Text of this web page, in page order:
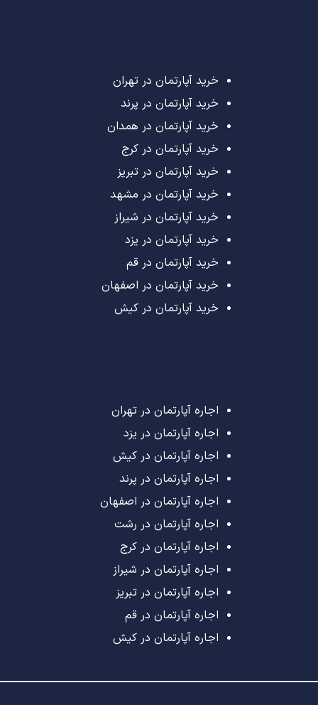
خرید آپارتمان در تهران
خرید آپارتمان در پرند
خرید آپارتمان در همدان
خرید آپارتمان در کرج
خرید آپارتمان در تبریز
خرید آپارتمان در مشهد
خرید آپارتمان در شیراز
خرید آپارتمان در یزد
خرید آپارتمان در قم
خرید آپارتمان در اصفهان
خرید آپارتمان در کیش
اجاره آپارتمان در تهران
اجاره آپارتمان در یزد
اجاره آپارتمان در کیش
اجاره آپارتمان در پرند
اجاره آپارتمان در اصفهان
اجاره آپارتمان در رشت
اجاره آپارتمان در کرج
اجاره آپارتمان در شیراز
اجاره آپارتمان در تبریز
اجاره آپارتمان در قم
اجاره آپارتمان در کیش